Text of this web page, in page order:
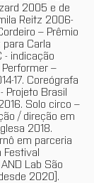
2005 e de
Reitz 2006-
– Prêmio
Carla
- indicação
Performer –
17. Coreógrafa
Projeto Brasil
Solo circo –
/ direção em
2018.
em parceria
Festival
Lab São
2020].